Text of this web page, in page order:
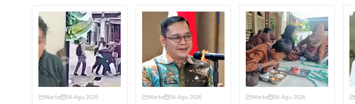
Warta 06 Agu 2026 Warta 06 Agu 2026 Warta 06 Agu 2026